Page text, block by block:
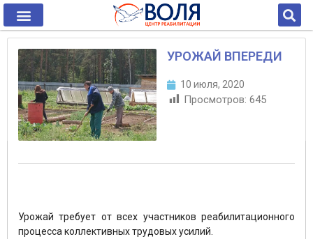
УРОЖАЙ ВПЕРЕДИ
10 июля, 2020
Просмотров: 645
Урожай требует от всех участников реабилитационного
процесса коллективных трудовых усилий.